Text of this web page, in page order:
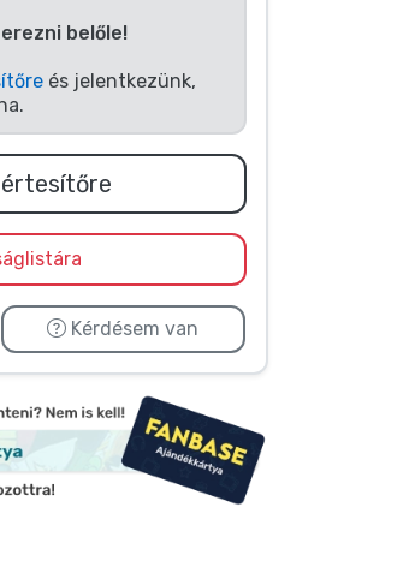
belőle!
és jelentkezünk,
Kérdésem van